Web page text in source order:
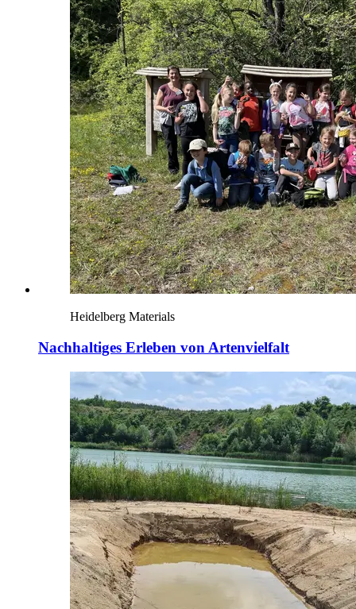
Heidelberg Materials
Nachhaltiges Erleben von Artenvielfalt